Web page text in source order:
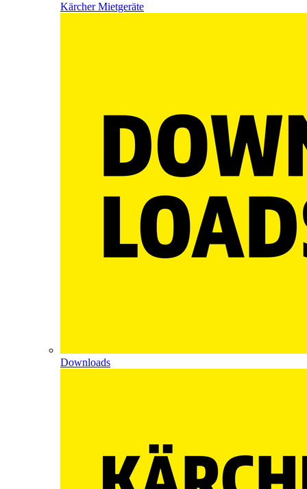
Kärcher Mietgeräte
Downloads